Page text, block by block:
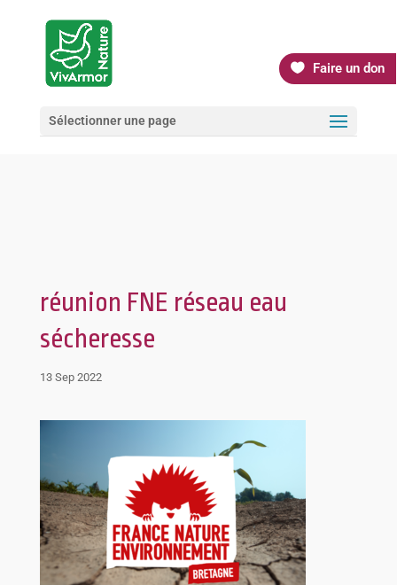
Faire un don
Sélectionner une page
réunion FNE réseau eau
sécheresse
13 Sep 2022